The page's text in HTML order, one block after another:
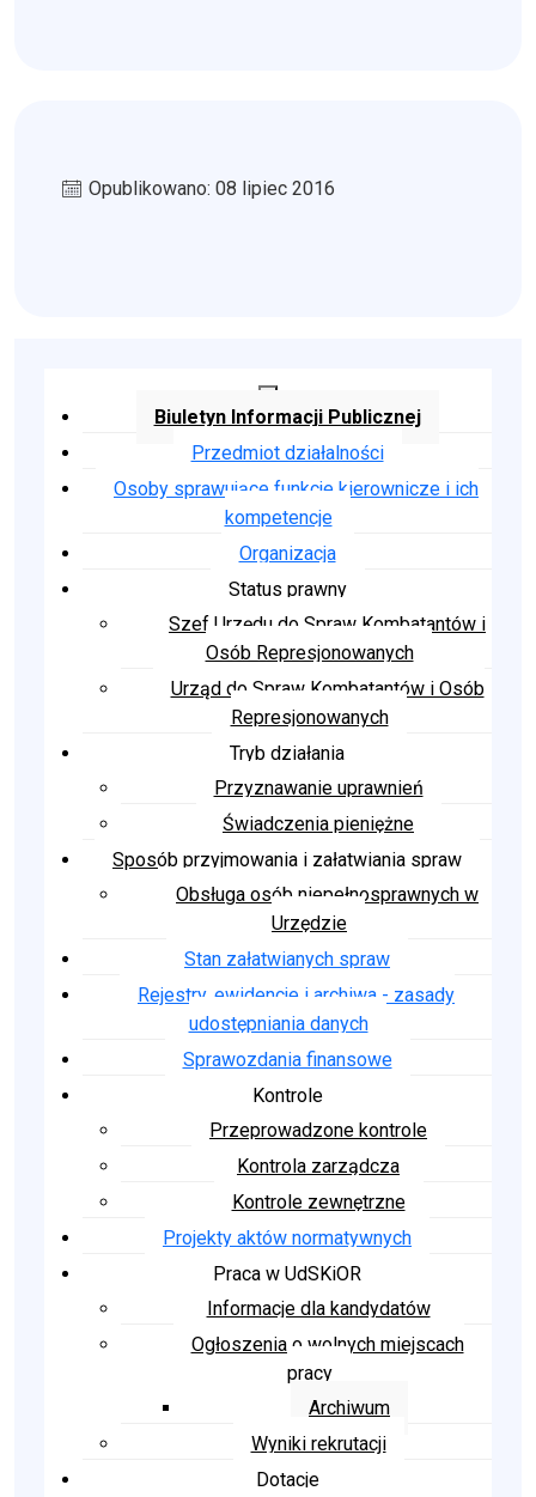
Biuletyn Informacji Publicznej
Przedmiot działalności
Osoby sprawujące funkcje kierownicze i ich
kompetencje
Organizacja
Status prawny
Szef Urzędu do Spraw Kombatantów i
Osób Represjonowanych
Urząd do Spraw Kombatantów i Osób
Represjonowanych
Tryb działania
Przyznawanie uprawnień
Świadczenia pieniężne
Sposób przyjmowania i załatwiania spraw
Obsługa osób niepełnosprawnych w
Urzędzie
Stan załatwianych spraw
Rejestry, ewidencje i archiwa - zasady
udostępniania danych
Sprawozdania finansowe
Kontrole
Przeprowadzone kontrole
Kontrola zarządcza
Kontrole zewnętrzne
Projekty aktów normatywnych
Praca w UdSKiOR
Informacje dla kandydatów
Ogłoszenia o wolnych miejscach
pracy
Archiwum
Wyniki rekrutacji
Dotacje
Opublikowano: 08 lipiec 2016